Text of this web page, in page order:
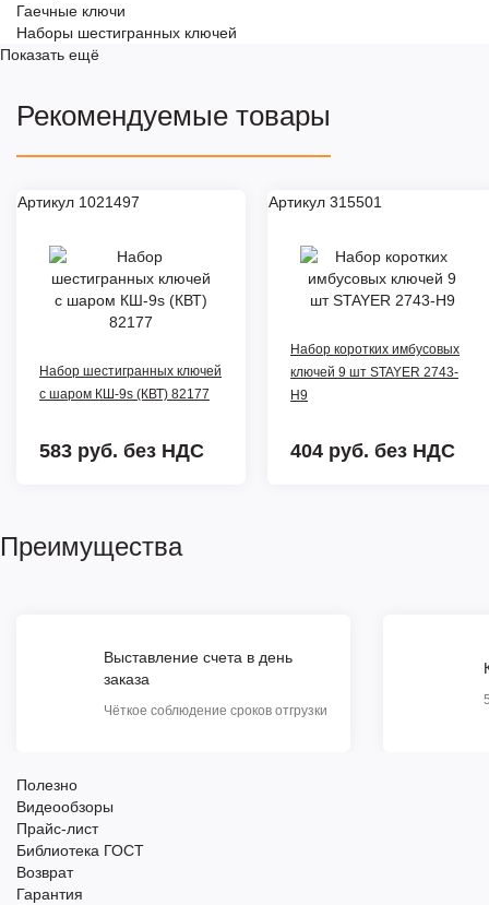
Гаечные ключи
Наборы шестигранных ключей
Показать ещё
Рекомендуемые товары
Артикул 1021497
Набор шестигранных ключей
с шаром КШ-9s (КВТ) 82177
583 руб. без НДС
Артикул 315501
Набор коротких имбусовых
ключей 9 шт STAYER 2743-
H9
404 руб. без НДС
Преимущества
Выставление счета в день
заказа
Чёткое соблюдение сроков отгрузки
Полезно
Видеообзоры
Прайс-лист
Библиотека ГОСТ
Возврат
Гарантия